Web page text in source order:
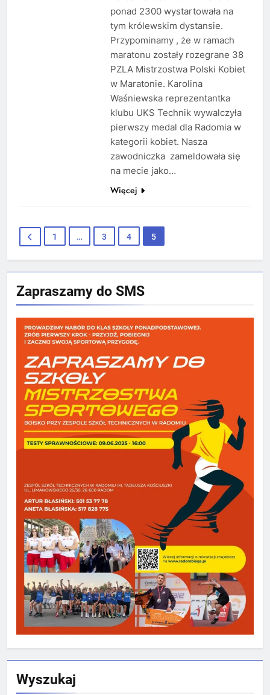
ponad 2300 wystartowała na
tym królewskim dystansie.
Przypominamy , że w ramach
maratonu zostały rozegrane 38
PZLA Mistrzostwa Polski Kobiet
w Maratonie. Karolina
Waśniewska reprezentantka
klubu UKS Technik wywalczyła
pierwszy medal dla Radomia w
kategorii kobiet. Nasza
zawodniczka zameldowała się
na mecie jako…
Więcej
1 … 3 4 5
Zapraszamy do SMS
Wyszukaj